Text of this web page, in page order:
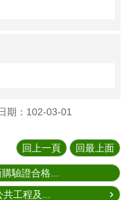
期：102-03-01
回上一頁 回最上面
驗證合格...
共工程及...